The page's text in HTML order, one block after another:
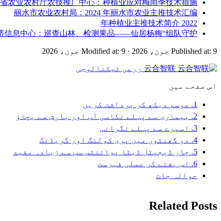
农业农村厅农技推广中心：种植业应对梅雨季技术措施
丽水市农业农村局：2024 年丽水市农业主推技术汇编
2022 年种植业主推技术简介
信息中心：巡查山林、检测果品——仙居杨梅“组队守护”
Published at: 9 جون، 2026 · Modified at: 9 جون، 2026
云合智联 زرعی ٹیکنالوجی
اس صفحے میں
1. موسم دیکھ کر برداشت کریں
2. بیماری سے پہلے نکاسی آب اور بارش سے بچاؤ
3. اسپرے سے پہلے نگرانی
4. دو گھنٹوں میں پری کولنگ اور گریڈنگ
5. چار ڈیجیٹل ڈیٹا پوائنٹس سب سے زیادہ مفید
6. اس ہفتے کی عملی فہرست
حوالہ جات
Related Posts